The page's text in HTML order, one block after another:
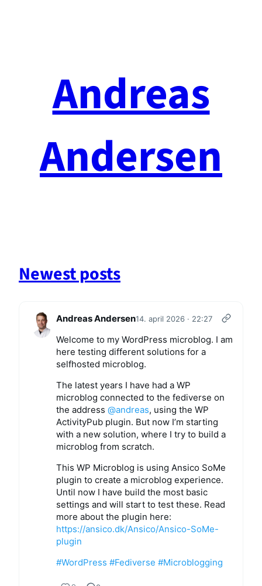
Andreas
Andersen
Newest posts
Andreas Andersen14. april 2026 · 22:27
Welcome to my WordPress microblog. I am
here testing different solutions for a
selfhosted microblog.
The latest years I have had a WP
microblog connected to the fediverse on
the address @andreas, using the WP
ActivityPub plugin. But now I’m starting
with a new solution, where I try to build a
microblog from scratch.
This WP Microblog is using Ansico SoMe
plugin to create a microblog experience.
Until now I have build the most basic
settings and will start to test these. Read
more about the plugin here:
https://ansico.dk/Ansico/Ansico-SoMe-
plugin
#WordPress #Fediverse #Microblogging